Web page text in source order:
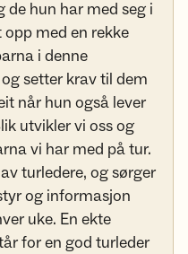
de hun har med seg i
med en rekke
i denne
setter krav til dem
når hun også lever
utvikler vi oss og
vi har med på tur.
turledere, og sørger
og informasjon
uke. En ekte
for en god turleder